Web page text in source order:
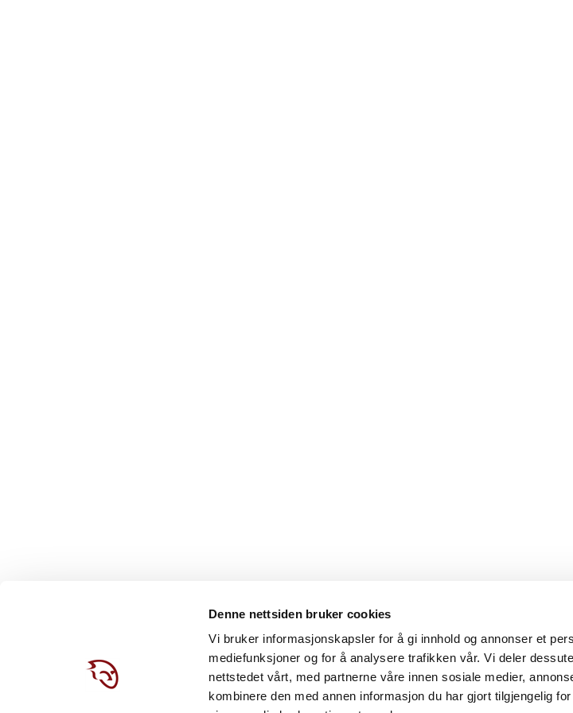
Denne nettsiden bruker cookies
Vi bruker informasjonskapsler for å gi innhold og annonser et
mediefunksjoner og for å analysere trafikken vår. Vi deler
nettstedet vårt, med partnerne våre innen sosiale medier,
kombinere den med annen informasjon du har gjort tilgjengelig